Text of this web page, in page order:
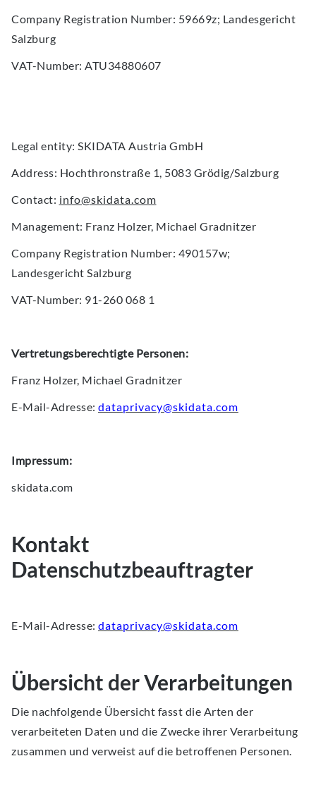
Company Registration Number: 59669z; Landesgericht
Salzburg
VAT-Number: ATU34880607
Legal entity: SKIDATA Austria GmbH
Address: Hochthronstraße 1, 5083 Grödig/Salzburg
Contact: info@skidata.com
Management: Franz Holzer, Michael Gradnitzer
Company Registration Number: 490157w;
Landesgericht Salzburg
VAT-Number: 91-260 068 1
Vertretungsberechtigte Personen:
Franz Holzer, Michael Gradnitzer
E-Mail-Adresse: dataprivacy@skidata.com
Impressum:
skidata.com
Kontakt
Datenschutzbeauftragter
E-Mail-Adresse: dataprivacy@skidata.com
Übersicht der Verarbeitungen
Die nachfolgende Übersicht fasst die Arten der
verarbeiteten Daten und die Zwecke ihrer Verarbeitung
zusammen und verweist auf die betroffenen Personen.